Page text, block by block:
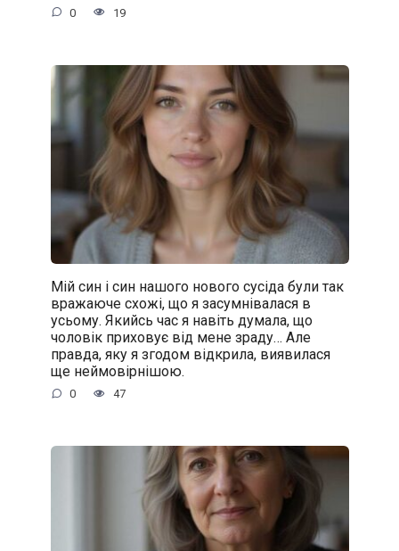
0 19
Мій син і син нашого нового сусіда були так
вражаюче схожі, що я засумнівалася в
усьому. Якийсь час я навіть думала, що
чоловік приховує від мене зраду… Але
правда, яку я згодом відкрила, виявилася
ще неймовірнішою.
0 47